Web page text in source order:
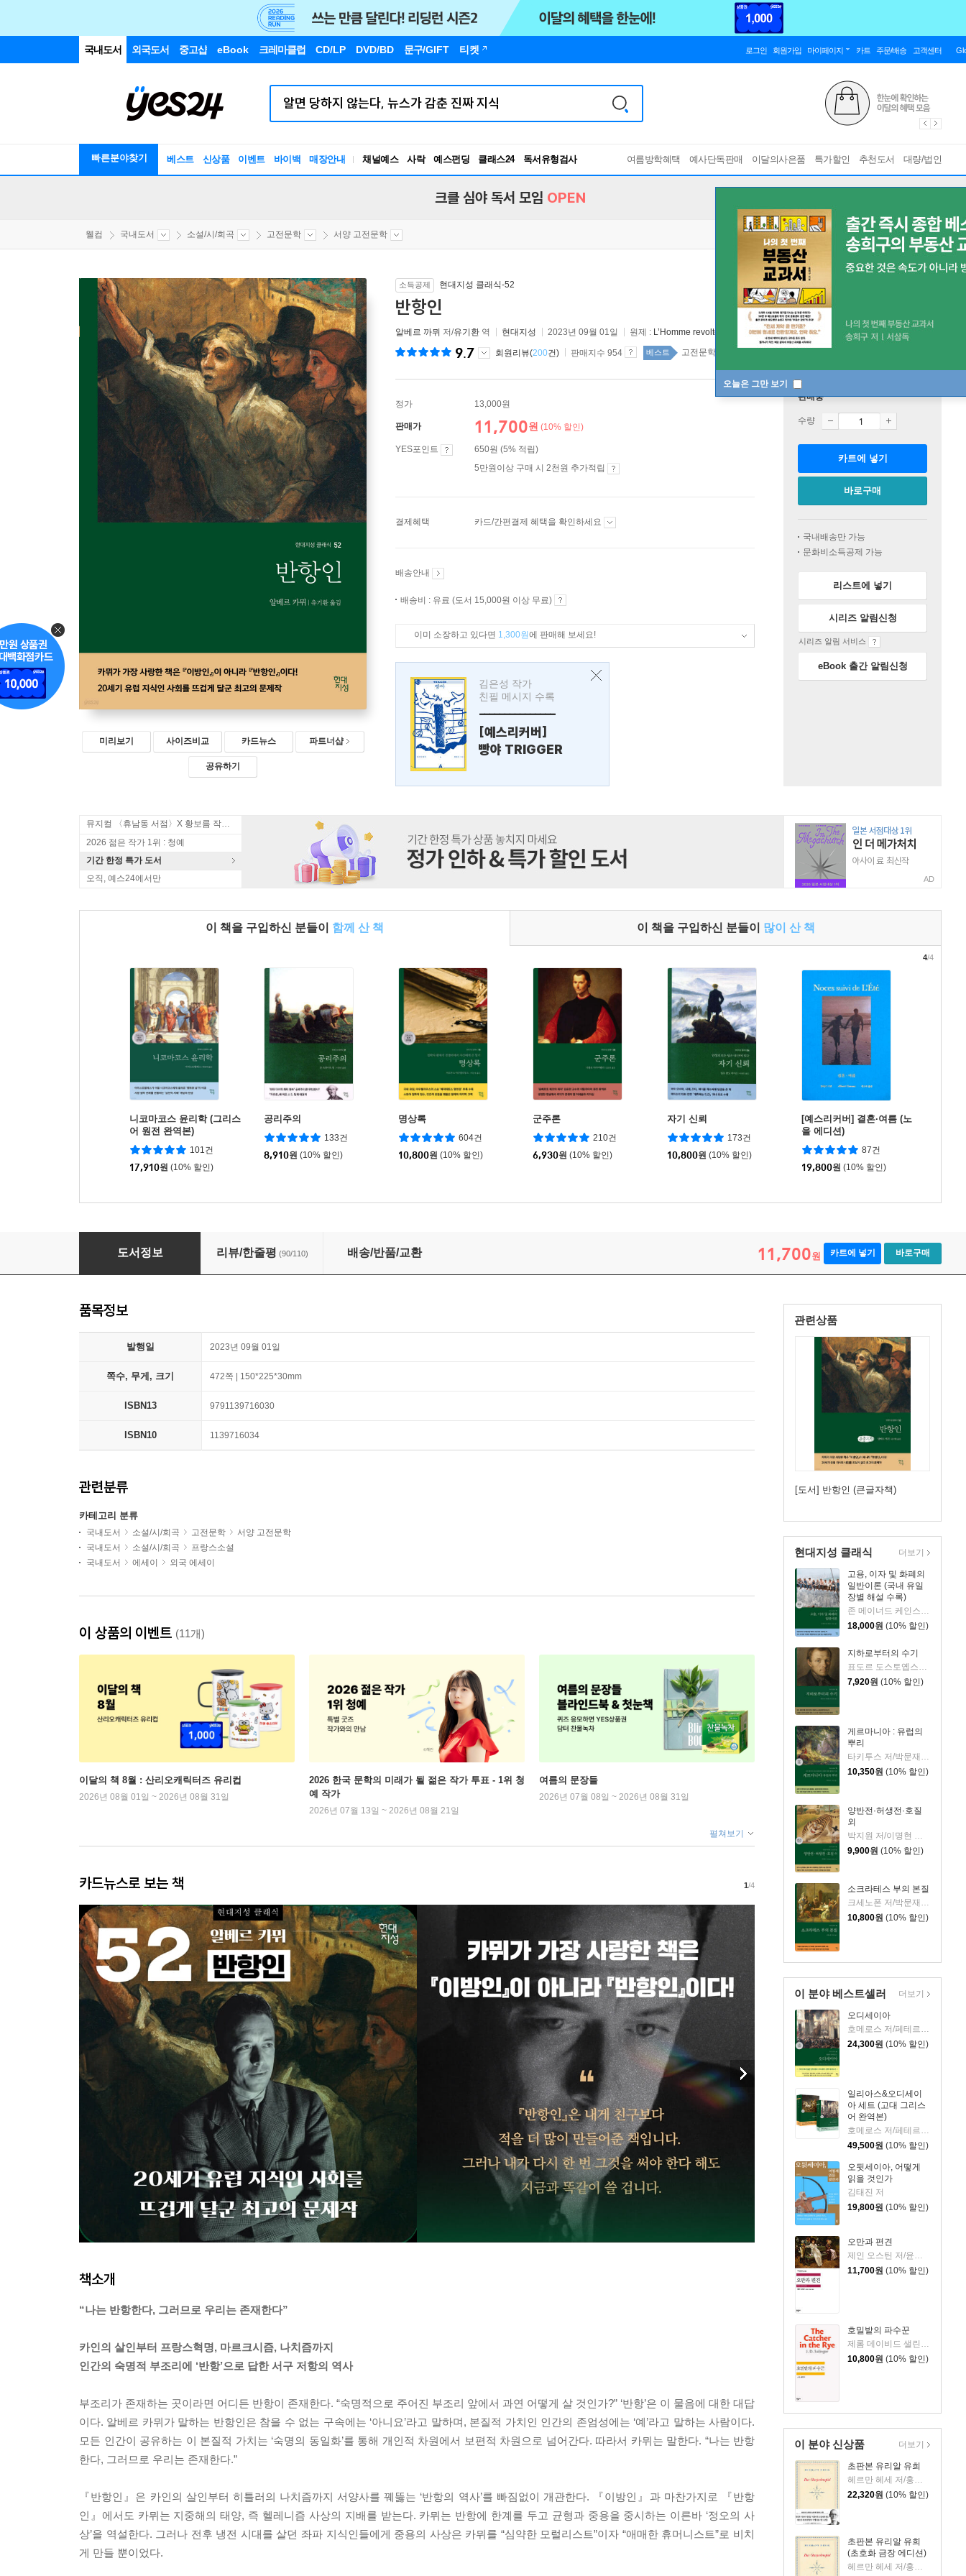
국내도서 외국도서 중고샵 eBook 크레마클럽 CD/LP DVD/BD 문구/GIFT 티켓 로그인 회원가입 마이페이지 카트 주문/배송 고객센터
빠른분야찾기 베스트 신상품 이벤트 바이백 매장안내 채널예스 사락 예스펀딩 클래스24
독서유형검사
RBTI Lab
여름방학혜택 예사단독판매 이달의사은품 특가할인 추천도서 대량/법인
오늘은 그만 보기
크클 심야 독서 모임 OPEN
웰컴 국내도서 소설/시/희곡 고전문학 서양 고전문학
미리보기 사이즈비교 카드뉴스 파트너샵
공유하기
소득공제 현대지성 클래식-52
반항인
알베르 까뮈 저/유기환 역 현대지성 2023년 09월 01일 원제 : L’Homme revolte
9.7 회원리뷰(200건) 판매지수 954 베스트 고전문학 top20 5주
정가 13,000원
판매가 11,700원 (10% 할인)
YES포인트
650원 (5% 적립)
5만원이상 구매 시 2천원 추가적립
결제혜택 카드/간편결제 혜택을 확인하세요
배송안내
배송비 : 유료 (도서 15,000원 이상 무료)
이미 소장하고 있다면 1,300원에 판매해 보세요!
김은성 작가
친필 메시지 수록
---------------
[예스리커버]
빵야 TRIGGER
판매중
수량
카트에 넣기
바로구매
국내배송만 가능
문화비소득공제 가능
리스트에 넣기
시리즈 알림신청
시리즈 알림 서비스
eBook 출간 알림신청
뮤지컬 〈휴남동 서점〉X 황보름 작가 북토크
2026 젊은 작가 1위 : 청예
기간 한정 특가 도서
오직, 예스24에서만
AD
이 책을 구입하신 분들이 함께 산 책 이 책을 구입하신 분들이 많이 산 책
니코마코스 윤리학 (그리스
어 원전 완역본)
101건
17,910원 (10% 할인)
공리주의
133건
8,910원 (10% 할인)
명상록
604건
10,800원 (10% 할인)
군주론
210건
6,930원 (10% 할인)
자기 신뢰
173건
10,800원 (10% 할인)
[예스리커버] 결혼·여름 (노
을 에디션)
87건
19,800원 (10% 할인)
4/4
도서정보 리뷰/한줄평 (90/110) 배송/반품/교환 11,700원 카트에 넣기 바로구매
관련상품
[도서] 반항인 (큰글자책)
현대지성 클래식
고용, 이자 및 화폐의
일반이론 (국내 유일
장별 해설 수록)
존 메이너드 케인스 저/현동균 역
18,000원 (10% 할인)
지하로부터의 수기
7,920원 (10% 할인)
게르마니아 : 유럽의
뿌리
타키투스 저/박문재 역
10,350원 (10% 할인)
양반전·허생전·호질
외
9,900원 (10% 할인)
소크라테스 부의 본질
크세노폰 저/박문재 역
10,800원 (10% 할인)
더보기
이 분야 베스트셀러
오디세이아
24,300원 (10% 할인)
일리아스&오디세이
아 세트 (고대 그리스
어 완역본)
호메로스 저/페테르 파울 루벤스 그림/박문재 역
49,500원 (10% 할인)
오뒷세이아, 어떻게
읽을 것인가
김태진 저
19,800원 (10% 할인)
오만과 편견
제인 오스틴 저/윤지관,전승희 공역
11,700원 (10% 할인)
호밀밭의 파수꾼
제롬 데이비드 샐린저 저/공경희 역
10,800원 (10% 할인)
더보기
이 분야 신상품
초판본 유리알 유희
22,320원 (10% 할인)
초판본 유리알 유희
(초호화 금장 에디션)
더보기
품목정보
발행일 2023년 09월 01일
쪽수, 무게, 크기 472쪽 | 150*225*30mm
ISBN13 9791139716030
ISBN10 1139716034
관련분류
카테고리 분류
국내도서 소설/시/희곡 고전문학
서양 고전문학
국내도서
소설/시/희곡
프랑스소설
국내도서
에세이 외국 에세이
이 상품의 이벤트 (11개)
이달의 책 8월 : 산리오캐릭터즈 유리컵
2026년 08월 01일 ~ 2026년 08월 31일
2026 한국 문학의 미래가 될 젊은 작가 투표 - 1위 청
예 작가
2026년 07월 13일 ~ 2026년 08월 21일
여름의 문장들
2026년 07월 08일 ~ 2026년 08월 31일
펼쳐보기
카드뉴스로 보는 책 1/4
책소개
“나는 반항한다, 그러므로 우리는 존재한다”
카인의 살인부터 프랑스혁명, 마르크시즘, 나치즘까지
인간의 숙명적 부조리에 ‘반항’으로 답한 서구 저항의 역사
부조리가 존재하는 곳이라면 어디든 반항이 존재한다. “숙명적으로 주어진 부조리 앞에서 과연 어떻게 살 것인가?” ‘반항’은 이 물음에 대한 대답
이다. 알베르 카뮈가 말하는 반항인은 참을 수 없는 구속에는 ‘아니요’라고 말하며, 본질적 가치인 인간의 존엄성에는 ‘예’라고 말하는 사람이다.
모든 인간이 공유하는 이 본질적 가치는 ‘숙명의 동일화’를 통해 개인적 차원에서 보편적 차원으로 넘어간다. 따라서 카뮈는 말한다. “나는 반항
한다, 그러므로 우리는 존재한다.”
『반항인』은 카인의 살인부터 히틀러의 나치즘까지 서양사를 꿰뚫는 ‘반항의 역사’를 빠짐없이 개관한다. 『이방인』과 마찬가지로 『반항
인』에서도 카뮈는 지중해의 태양, 즉 헬레니즘 사상의 지배를 받는다. 카뮈는 반항에 한계를 두고 균형과 중용을 중시하는 이른바 ‘정오의 사
상’을 역설한다. 그러나 전후 냉전 시대를 살던 좌파 지식인들에게 중용의 사상은 카뮈를 “심약한 모럴리스트”이자 “애매한 휴머니스트”로 비치
게 만들 뿐이었다.